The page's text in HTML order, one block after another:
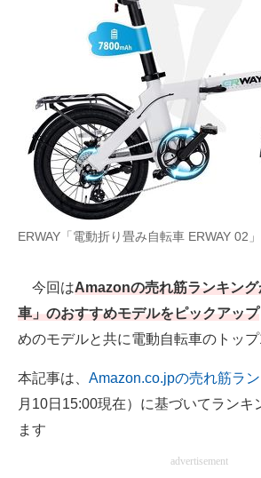
経営リーダーのコミュニティ
マーケ×ITの今がよく分かる
ITエンジニア向け専門サイト
企業向けIT製品の総合サイト
IT製品の技術・比較・事例
製造業のIT導入・活用を支援
エレクトロニクス専門サイト
電子設計の基本と応用
エネルギーの専門メディア
建設×テクノロジーの最前線
ERWAY「電動折り畳み自転車 ERWAY 02」
今回はAmazonの売れ筋ランキン
車」のおすすめモデルをピックアップ
めのモデルと共に電動自転車のトップ
本記事は、 Amazon.co.jpの売れ筋ラ
月10日15:00現在）に基づいてランキ
ます
advertisement